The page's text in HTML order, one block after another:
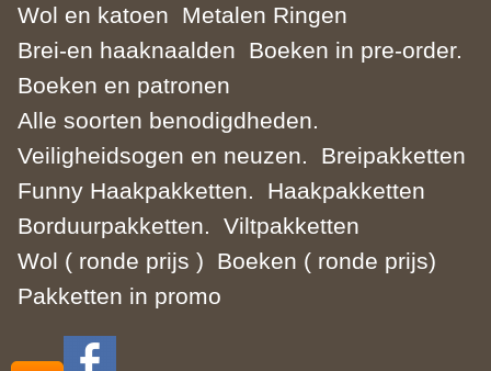
Wol en katoen
Metalen Ringen
Brei-en haaknaalden
Boeken in pre-order.
Boeken en patronen
Alle soorten benodigdheden.
Veiligheidsogen en neuzen.
Breipakketten
Funny Haakpakketten.
Haakpakketten
Borduurpakketten.
Viltpakketten
Wol ( ronde prijs )
Boeken ( ronde prijs)
Pakketten in promo